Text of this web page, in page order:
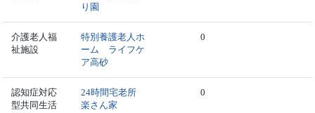
り園
介護老人福
祉施設
特別養護老人ホ
ーム ライフケ
ア高砂
0
認知症対応
型共同生活
24時間宅老所
楽さん家
0